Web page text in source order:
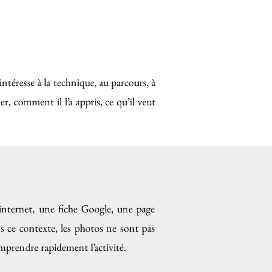
à la technique, au parcours, à
comment il l’a appris, ce qu’il veut
une fiche Google, une page
ce contexte, les photos ne sont pas
rapidement l’activité.